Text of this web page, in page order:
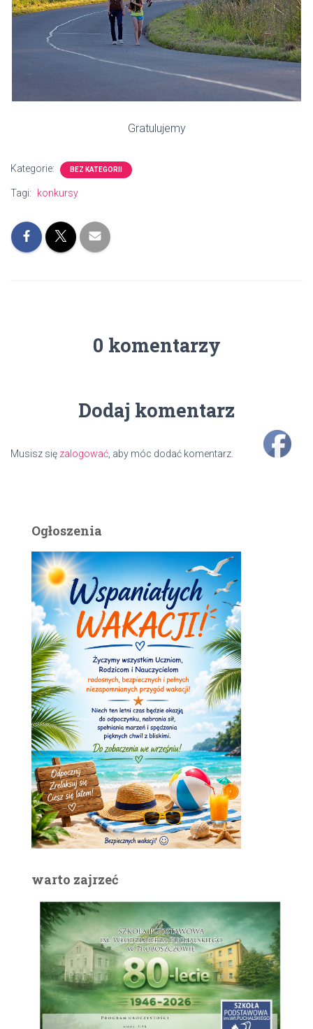
Gratulujemy
Kategorie: BEZ KATEGORII
Tagi: konkursy
0 komentarzy
Dodaj komentarz
Musisz się zalogować , aby móc dodać komentarz.
Ogłoszenia
warto zajrzeć